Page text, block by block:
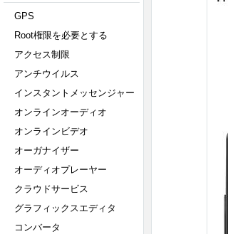
GPS
Root権限を必要とする
アクセス制限
アンチウイルス
インスタントメッセンジャー
オンラインオーディオ
オンラインビデオ
オーガナイザー
オーディオプレーヤー
クラウドサービス
グラフィックスエディタ
コンバータ